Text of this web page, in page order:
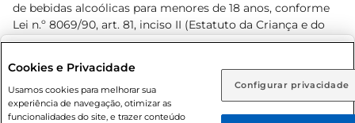
Rio de Janeiro (RJ) Goiás (GO)
Ou
de bebidas alcoólicas para menores de 18 anos, conforme
Lei n.º 8069/90, art. 81, inciso II (Estatuto da Criança e do
Adolescente). Preços e condições exclusivos para o
prévio. O valor mínimo para as compras on-line é de R$
80,00.
Cookies e Privacidade
Usamos cookies para melhorar sua
experiência de navegação, otimizar as
funcionalidades do site, e trazer conteúdo
Configurar privacidade